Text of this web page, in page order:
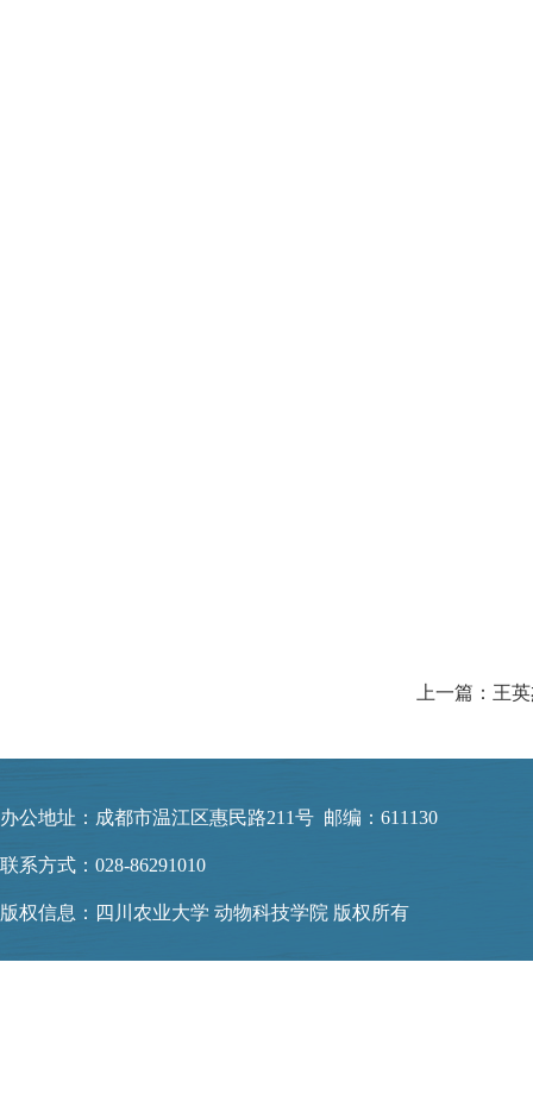
上一篇：王
办公地址：成都市温江区惠民路211号 邮编：611130
联系方式：028-86291010
版权信息：四川农业大学 动物科技学院 版权所有